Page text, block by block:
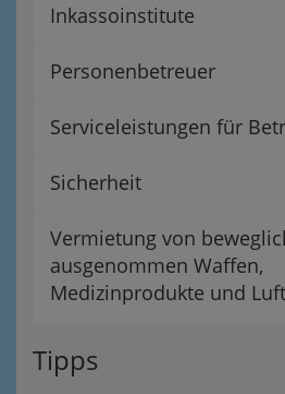
Inkassoinstitute
Personenbetreuer
Serviceleistungen für
Sicherheit
Vermietung von
ausgenommen Waffen,
Medizinprodukte und
Tipps